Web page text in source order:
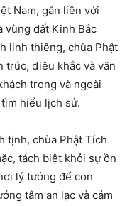
Nam, gắn liền với
vùng đất Kinh Bắc
linh thiêng, chùa Phật
trúc, điêu khắc và văn
trong và ngoài
hiểu lịch sử.
tịnh, chùa Phật Tích
tách biệt khỏi sự ồn
lý tưởng để con
tâm an lạc và cảm